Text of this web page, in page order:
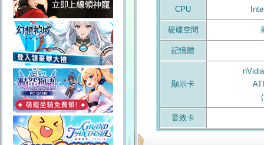
CPU
硬碟空間
記憶體
顯示卡
音效卡